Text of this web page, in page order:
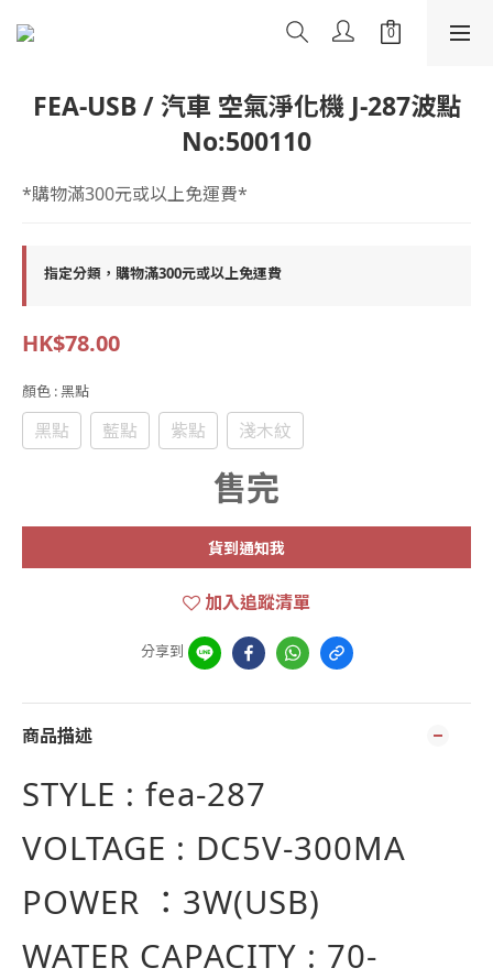
FEA-USB / 汽車 空氣淨化機 J-287波點
No:500110
*購物滿300元或以上免運費*
指定分類，購物滿300元或以上免運費
HK$78.00
顏色 : 黑點
黑點 藍點 紫點 淺木紋
售完
貨到通知我
加入追蹤清單
分享到
商品描述
STYLE : fea-287
VOLTAGE : DC5V-300MA
POWER ：3W(USB)
WATER CAPACITY : 70-